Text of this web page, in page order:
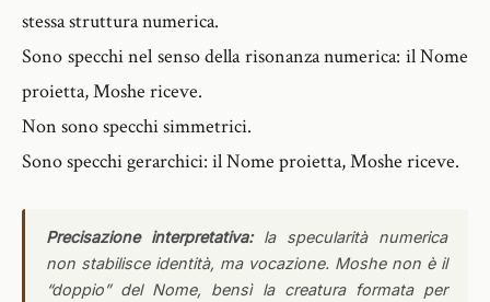
stessa struttura numerica.
Sono specchi nel senso della risonanza numerica: il Nome
proietta, Moshe riceve.
Non sono specchi simmetrici.
Sono specchi gerarchici: il Nome proietta, Moshe riceve.
Precisazione interpretativa:la specularità numerica
non stabilisce identità, ma vocazione. Moshe non è il
“doppio” del Nome, bensì la creatura formata per